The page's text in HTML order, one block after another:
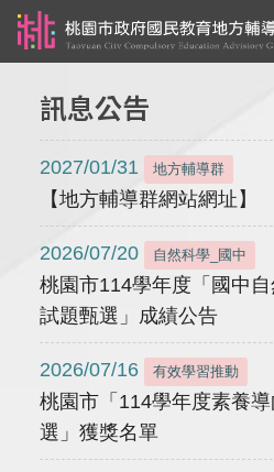
訊息公告
2027/01/31 地方輔導群
【地方輔導群網站網址】
2026/07/20 自然科學_國中
桃園市114學年度「國中
試題甄選」成績公告
2026/07/16 有效學習推動
桃園市「114學年度素養
選」獲獎名單